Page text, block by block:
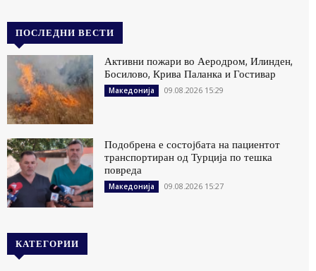
ПОСЛЕДНИ ВЕСТИ
Активни пожари во Аеродром, Илинден,
Босилово, Крива Паланка и Гостивар
Македонија 09.08.2026 15:29
Подобрена е состојбата на пациентот
транспортиран од Турција по тешка
повреда
Македонија 09.08.2026 15:27
КАТЕГОРИИ